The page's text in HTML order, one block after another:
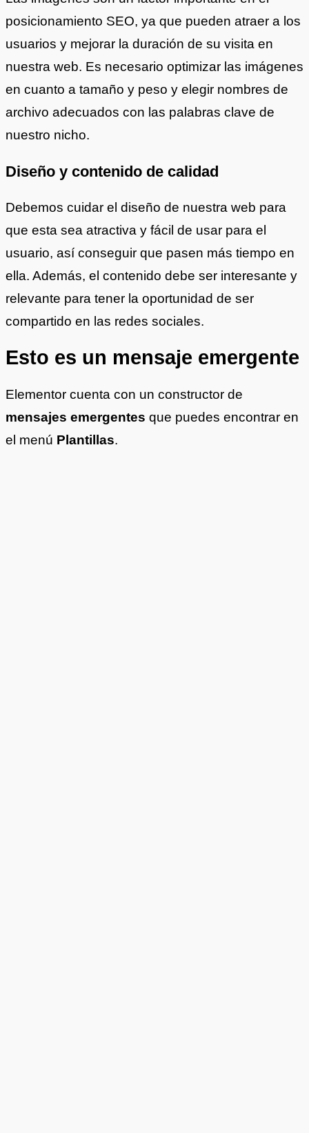
posicionamiento SEO, ya que pueden atraer a los
usuarios y mejorar la duración de su visita en
nuestra web. Es necesario optimizar las imágenes
en cuanto a tamaño y peso y elegir nombres de
archivo adecuados con las palabras clave de
nuestro nicho.
Diseño y contenido de calidad
Debemos cuidar el diseño de nuestra web para
que esta sea atractiva y fácil de usar para el
usuario, así conseguir que pasen más tiempo en
ella. Además, el contenido debe ser interesante y
relevante para tener la oportunidad de ser
compartido en las redes sociales.
Esto es un mensaje emergente
Elementor cuenta con un constructor de
mensajes emergentes que puedes encontrar en
el menú Plantillas.